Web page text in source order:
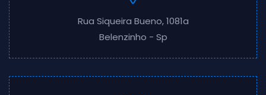
Rua Siqueira Bueno, 1081a
Belenzinho - Sp